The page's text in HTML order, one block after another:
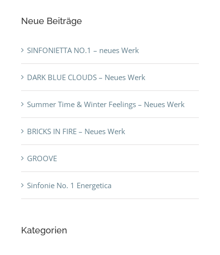
Neue Beiträge
SINFONIETTA NO.1 – neues Werk
DARK BLUE CLOUDS – Neues Werk
Summer Time & Winter Feelings – Neues Werk
BRICKS IN FIRE – Neues Werk
GROOVE
Sinfonie No. 1 Energetica
Kategorien